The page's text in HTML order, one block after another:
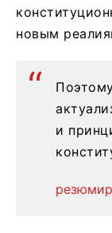
новым
и